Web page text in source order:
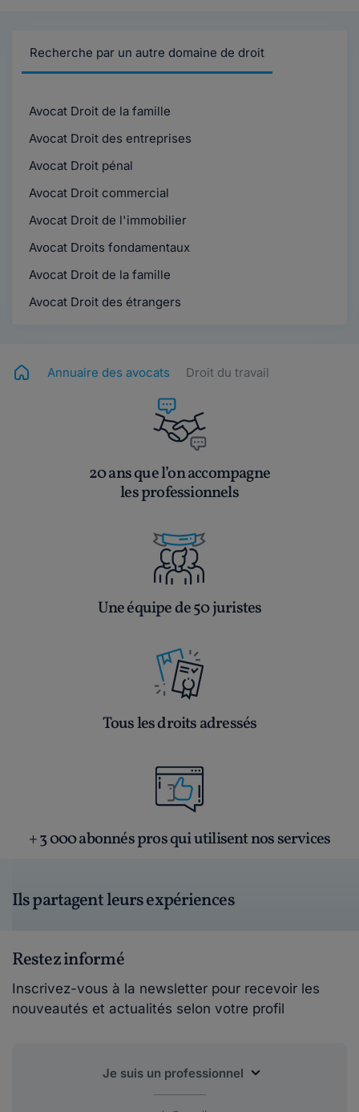
Recherche par un autre domaine de droit
Avocat Droit de la famille
Avocat Droit des entreprises
Avocat Droit pénal
Avocat Droit commercial
Avocat Droit de l'immobilier
Avocat Droits fondamentaux
Avocat Droit de la famille
Avocat Droit des étrangers
Annuaire des avocats Droit du travail
20 ans que l’on accompagne
les professionnels
Une équipe de 50 juristes
Tous les droits adressés
+ 3 000 abonnés pros qui utilisent nos services
Ils partagent leurs expériences
Restez informé
Inscrivez-vous à la newsletter pour recevoir les
nouveautés et actualités selon votre profil